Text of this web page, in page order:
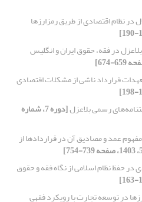
در نظام اقتصادی از طریق رمزارزها
در فقه، حقوق ایران و انگلیس
قرارداد ناشی از مشکلات اقتصادی
رسمی بلاعزل [دوره 7، شماره
عمد و مصادیق آن در قراردادها از
حفظ نظام اسلامی از نگاه فقه و حقوق
در توسعه تجارت با رویکرد فقهی